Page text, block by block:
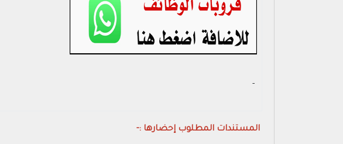
- ‏
المستندات المطلوب إحضارها :-